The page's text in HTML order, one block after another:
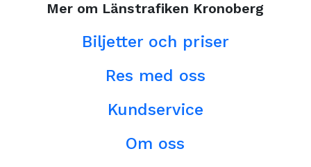
Mer om Länstrafiken Kronoberg
Biljetter och priser
Res med oss
Kundservice
Om oss